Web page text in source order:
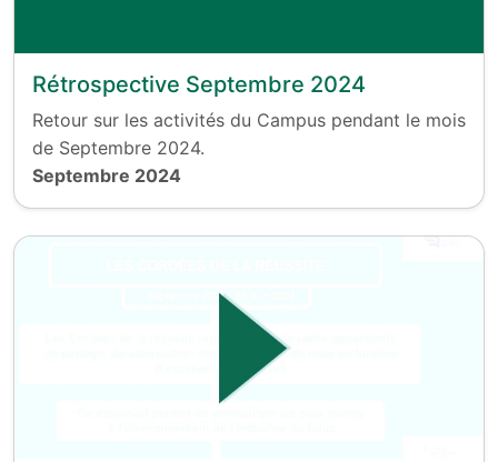
Rétrospective Septembre 2024
Retour sur les activités du Campus pendant le mois
de Septembre 2024.
Septembre 2024